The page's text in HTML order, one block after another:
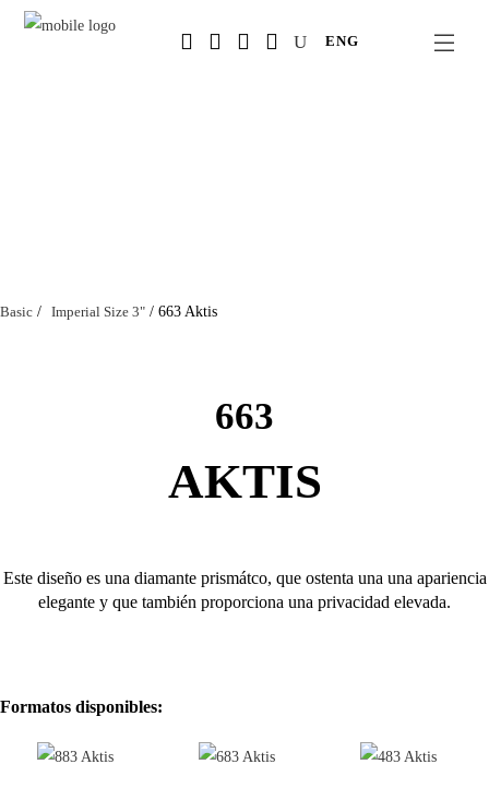
Salta
ENG
Basic / Imperial Size 3" / 663 Aktis
663
AKTIS
Este diseño es una diamante prismátco, que ostenta una una apariencia
elegante y que también proporciona una privacidad elevada.
Formatos disponibles: